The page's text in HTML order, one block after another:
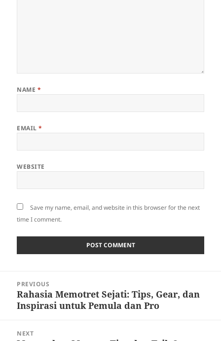
NAME *
EMAIL*
WEBSITE
Save my name, email, and website in this browser for the next
time I comment.
navigation
PREVIOUS
Previous
post:
Rahasia Memotret Sejati: Tips, Gear, dan
Inspirasi untuk Pemula dan Pro
NEXT